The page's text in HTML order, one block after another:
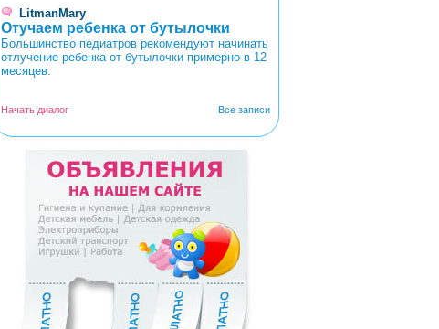
LitmanMary
Отучаем ребенка от бутылочки
Большинство педиатров рекомендуют начинать
отлучение ребенка от бутылочки примерно в 12
месяцев.
Все записи
Начать диалог